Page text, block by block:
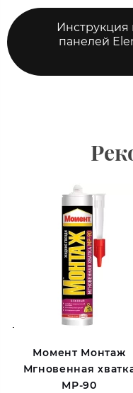
Инструкция
панелей
Момент Монтаж
Мгновенная
МР-90